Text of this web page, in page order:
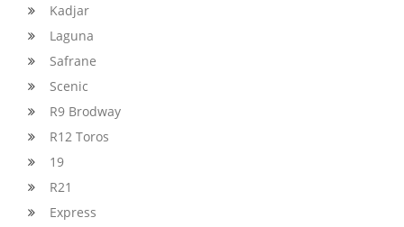
Kadjar
Laguna
Safrane
Scenic
R9 Brodway
R12 Toros
19
R21
Express